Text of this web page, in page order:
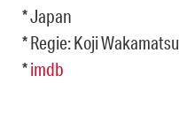
* Japan
* Regie: Koji Wakamatsu
*imdb